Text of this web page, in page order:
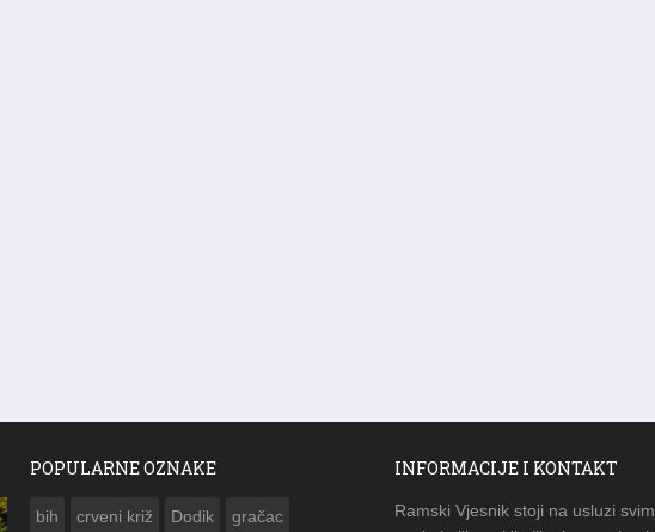
posjetiteljima. Ukoliko imate pitanja,